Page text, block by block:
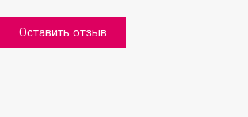
Оставить отзыв